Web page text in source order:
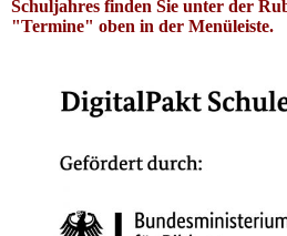
Schuljahres finden Sie unter der
"Termine" oben in der Menüleiste.